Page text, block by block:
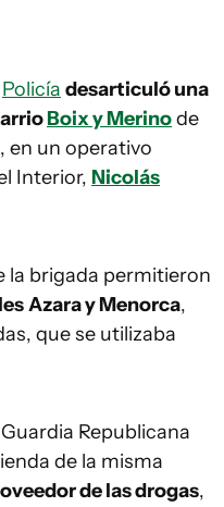
Policía desarticuló una
Boix y Merinode
en un operativo
Interior, Nicolás
la brigada permitieron
Azara y Menorca,
que se utilizaba
Republicana
de la misma
de las drogas,